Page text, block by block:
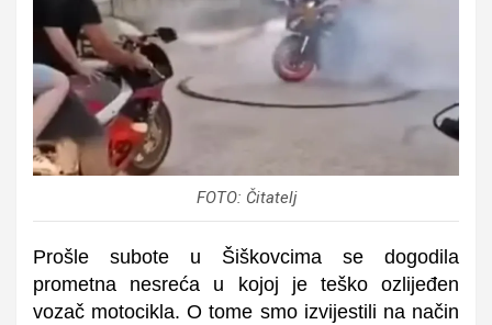
FOTO: Čitatelj
Prošle subote u Šiškovcima se dogodila
prometna nesreća u kojoj je teško ozlijeđen
vozač motocikla. O tome smo izvijestili na način